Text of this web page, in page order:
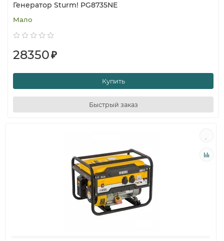
Генератор Sturm! PG8735NE
Мало
28350₽
Купить
Быстрый заказ